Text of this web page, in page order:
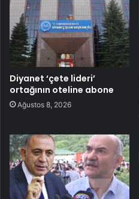
Diyanet ‘çete lideri’
ortağının oteline abone
Ağustos 8, 2026